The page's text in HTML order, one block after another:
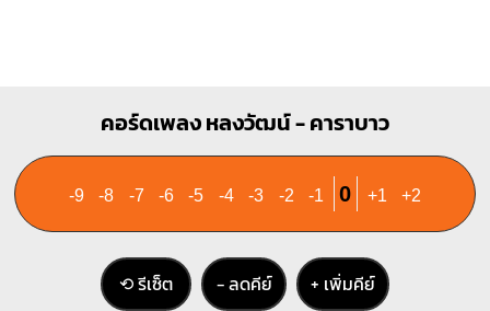
คอร์ดเพลง หลงวัฒน์ - คาราบาว
-9 -8 -7 -6 -5 -4 -3 -2 -1 0 +1 +2
⟲ รีเซ็ต − ลดคีย์ + เพิ่มคีย์